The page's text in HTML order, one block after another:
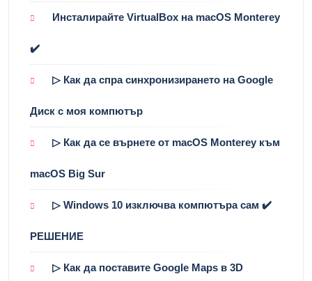
Инсталирайте VirtualBox на macOS Monterey
✔️
▷ Как да спра синхронизирането на Google
Диск с моя компютър
▷ Как да се върнете от macOS Monterey към
macOS Big Sur
▷ Windows 10 изключва компютъра сам ✔️
РЕШЕНИЕ
▷ Как да поставите Google Maps в 3D